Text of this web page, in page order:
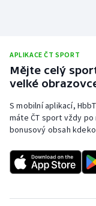
APLIKACE ČT SPORT
Mějte celý
velké
S mobilní aplikací,
máte ČT sport vždy
bonusový obsah